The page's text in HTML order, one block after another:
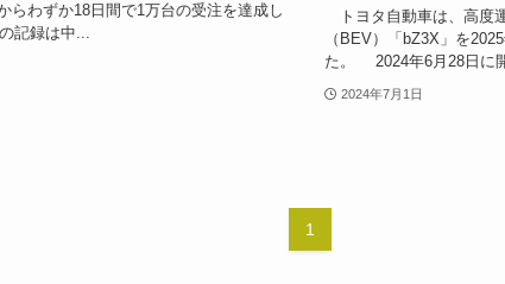
らわずか18日間で1万台の受注を達成し
記録は中...
トヨタ自動車は、高度
（BEV）「bZ3X」を
た。 2024年6月28日に
2024年7月1日
1